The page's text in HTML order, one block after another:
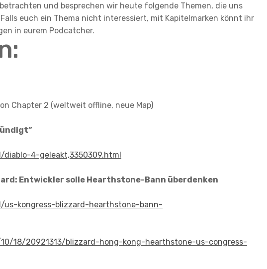
betrachten und besprechen wir heute folgende Themen, die uns
euch ein Thema nicht interessiert, mit Kapitelmarken könnt ihr
in eurem Podcatcher.
Chapter 2 (weltweit offline, neue Map)
4-geleakt,3350309.html
Entwickler solle Hearthstone-Bann überdenken
us-kongress-blizzard-hearthstone-bann-
18/20921313/blizzard-hong-kong-hearthstone-us-congress-